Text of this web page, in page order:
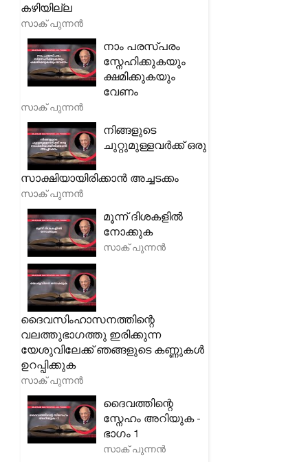
കഴിയില്ല
സാക് പുന്നൻ
നാം പരസ്പരം
സ്നേഹിക്കുകയും
ക്ഷമിക്കുകയും
വേണം
സാക് പുന്നൻ
നിങ്ങളുടെ
ചുറ്റുമുള്ളവർക്ക് ഒരു
സാക്ഷിയായിരിക്കാൻ അച്ചടക്കം
സാക് പുന്നൻ
മൂന്ന് ദിശകളിൽ
നോക്കുക
സാക് പുന്നൻ
ദൈവസിംഹാസനത്തിന്റെ
വലത്തുഭാഗത്തു ഇരിക്കുന്ന
യേശുവിലേക്ക് ഞങ്ങളുടെ കണ്ണുകൾ
ഉറപ്പിക്കുക
സാക് പുന്നൻ
ദൈവത്തിന്റെ
സ്നേഹം അറിയുക -
ഭാഗം 1
സാക് പുന്നൻ